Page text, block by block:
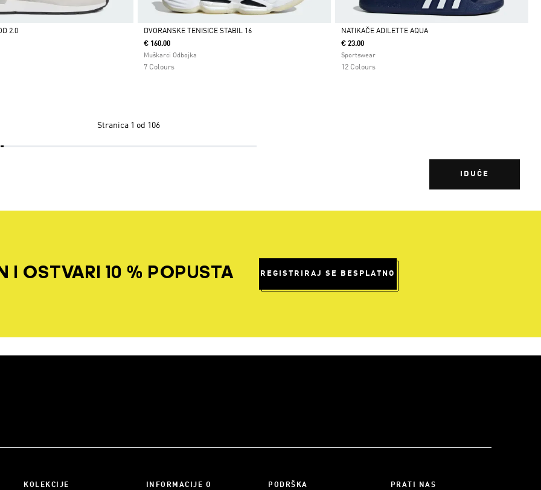
2.0
Da
DVORANSKE TENISICE STABIL 16
€ 160.00
Muškarci Odbojka
7 Colours
Da
NATIKAČE ADILETTE AQUA
€ 23.00
Sportswear
12 Colours
Stranica 1 od 106
IDUĆE
I OSTVARI 10 % POPUSTA REGISTRIRAJ SE BESPLATNO
KOLEKCIJE INFORMACIJE O PODRŠKA PRATI NAS